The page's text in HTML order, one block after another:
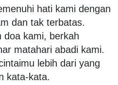
hati kami dengan
dan tak terbatas.
doa kami, berkah
matahari abadi kami.
lebih dari yang
kata-kata.